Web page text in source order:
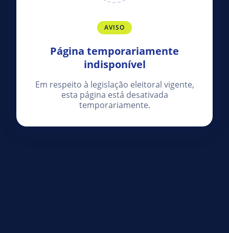
AVISO
Página temporariamente
indisponível
Em respeito à legislação eleitoral vigente,
esta página está desativada
temporariamente.